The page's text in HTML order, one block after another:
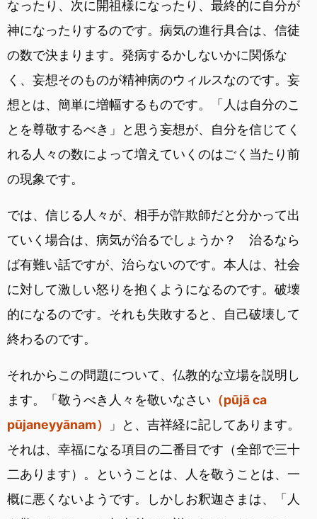
なったり、次に開祖様になったり、最終的に自分が
神になったりするのです。病気の進行具合は、信徒
の数で決まります。発病するかしないかに関係な
く、妄想そのものが精神病のウィルスなのです。妄
想とは、簡単に増幅するものです。「人は自分のこ
とを尊敬するべき」と思う妄想が、自分を信じてく
れる人々の数によって増えていくのはごく当たり前
の現象です。
では、信じる人々が、相手が詐欺師だと分かって出
ていく場合は、病気が治るでしょうか？ 治るなら
ば有難い話ですが、治らないのです。本人は、社会
に対して激しい怒りを抱くようになるのです。破壊
的になるのです。それも失敗すると、自己破壊して
終わるのです。
それからこの問題について、仏教的な立場を説明し
ます。「敬うべき人々を敬いなさい （pūjā ca
pūjaneyyānam）
」と、吉祥経に記してあります。
それは、幸福になる項目の二番目です（全部で三十
二あります）。ということは、人を敬うことは、一
概に悪くないようです。しかしお釈迦さまは、「人